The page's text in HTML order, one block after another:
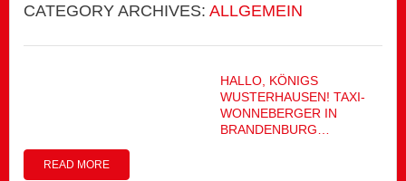
CATEGORY ARCHIVES: ALLGEMEIN
HALLO, KÖNIGS
WUSTERHAUSEN! TAXI-
WONNEBERGER IN
BRANDENBURG…
READ MORE